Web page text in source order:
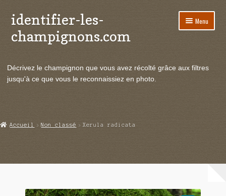
Aller
à
la
Aller
au
contenu
identifier-les-
champignons.com
Menu
le
Actualités
Echanges et contacts
Décrivez le champignon que vous avez récolté grâce aux filtres
jusqu'à ce que vous le reconnaissiez en photo.
Accueil Non classé Xerula radicata